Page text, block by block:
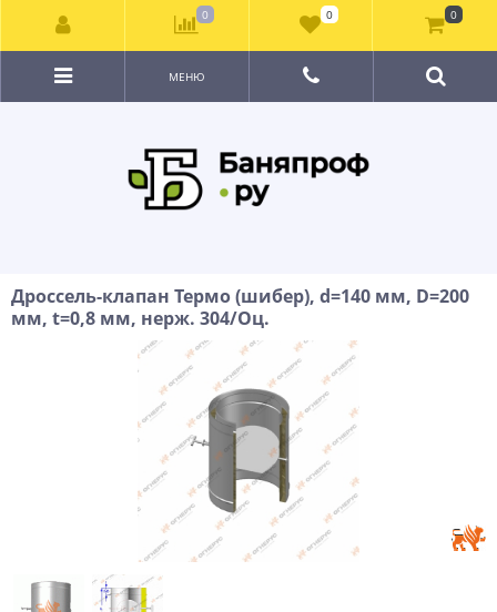
МЕНЮ
Дроссель-клапан Термо (шибер), d=140 мм, D=200
мм, t=0,8 мм, нерж. 304/Оц.
0 0 0